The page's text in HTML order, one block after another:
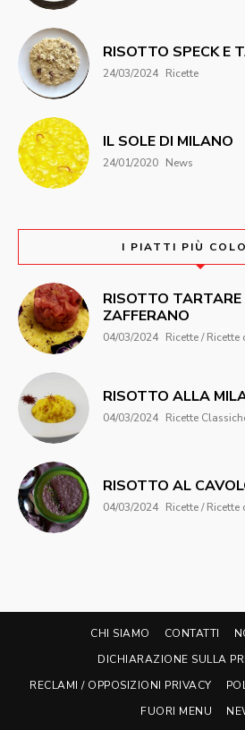
RISOTTO SPECK E
24/03/2024 Ricette
IL SOLE DI MILANO
24/01/2020 News
I PIATTI PIÙ
RISOTTO
ZAFFERANO
04/03/2024 Ricette /
RISOTTO ALLA
04/03/2024 Ricette
RISOTTO AL
04/03/2024 Ricette /
CHI SIAMO CONTATTI
DICHIARAZIONE SULLA
RECLAMI / OPPOSIZIONI PRIVACY
FUORI MENU